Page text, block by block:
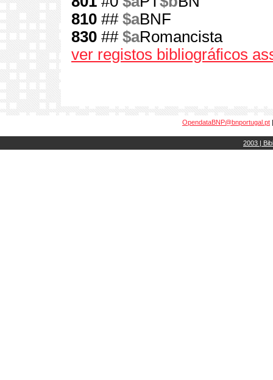
810 ## $aBNF
830 ## $aRomancista
ver registos bibliográficos
OpendataBNP@bnportugal.pt
2003 |